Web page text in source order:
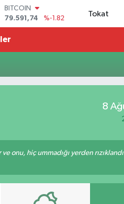
BITCOIN
79.591,74
%-1.82
DOLAR
45,43620
61,60380
%0.18
Tokat
8
onu, hiç ummadığı yerden